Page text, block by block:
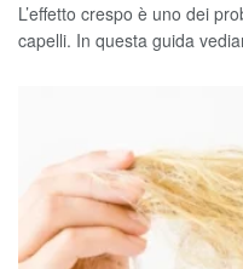
L’effetto crespo è uno dei
capelli. In questa guida